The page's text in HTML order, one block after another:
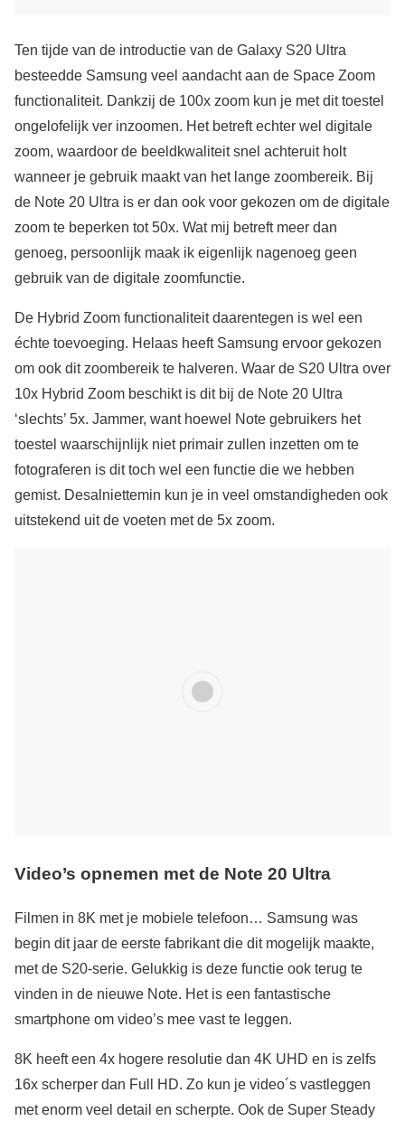
Ten tijde van de introductie van de Galaxy S20 Ultra
besteedde Samsung veel aandacht aan de Space Zoom
functionaliteit. Dankzij de 100x zoom kun je met dit toestel
ongelofelijk ver inzoomen. Het betreft echter wel digitale
zoom, waardoor de beeldkwaliteit snel achteruit holt
wanneer je gebruik maakt van het lange zoombereik. Bij
de Note 20 Ultra is er dan ook voor gekozen om de digitale
zoom te beperken tot 50x. Wat mij betreft meer dan
genoeg, persoonlijk maak ik eigenlijk nagenoeg geen
gebruik van de digitale zoomfunctie.
De Hybrid Zoom functionaliteit daarentegen is wel een
échte toevoeging. Helaas heeft Samsung ervoor gekozen
om ook dit zoombereik te halveren. Waar de S20 Ultra over
10x Hybrid Zoom beschikt is dit bij de Note 20 Ultra
‘slechts’ 5x. Jammer, want hoewel Note gebruikers het
toestel waarschijnlijk niet primair zullen inzetten om te
fotograferen is dit toch wel een functie die we hebben
gemist. Desalniettemin kun je in veel omstandigheden ook
uitstekend uit de voeten met de 5x zoom.
Video’s opnemen met de Note 20 Ultra
Filmen in 8K met je mobiele telefoon… Samsung was
begin dit jaar de eerste fabrikant die dit mogelijk maakte,
met de S20-serie. Gelukkig is deze functie ook terug te
vinden in de nieuwe Note. Het is een fantastische
smartphone om video’s mee vast te leggen.
8K heeft een 4x hogere resolutie dan 4K UHD en is zelfs
16x scherper dan Full HD. Zo kun je video´s vastleggen
met enorm veel detail en scherpte. Ook de Super Steady